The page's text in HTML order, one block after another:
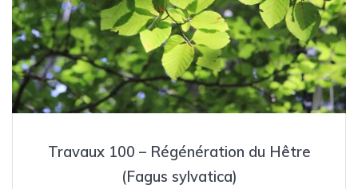
Travaux 100 – Régénération du Hêtre
(Fagus sylvatica)